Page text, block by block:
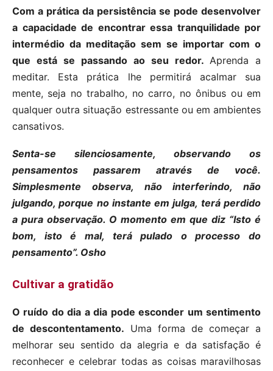
Com a prática da persistência se pode desenvolver
a capacidade de encontrar essa tranquilidade por
intermédio da meditação sem se importar com o
que está se passando ao seu redor. Aprenda a
meditar. Esta prática lhe permitirá acalmar sua
mente, seja no trabalho, no carro, no ônibus ou em
qualquer outra situação estressante ou em ambientes
cansativos.
Senta-se silenciosamente, observando os
pensamentos passarem através de você.
Simplesmente observa, não interferindo, não
julgando, porque no instante em julga, terá perdido
a pura observação. O momento em que diz “Isto é
bom, isto é mal, terá pulado o processo do
pensamento”. Osho
Cultivar a gratidão
O ruído do dia a dia pode esconder um sentimento
de descontentamento. Uma forma de começar a
melhorar seu sentido da alegria e da satisfação é
reconhecer e celebrar todas as coisas maravilhosas